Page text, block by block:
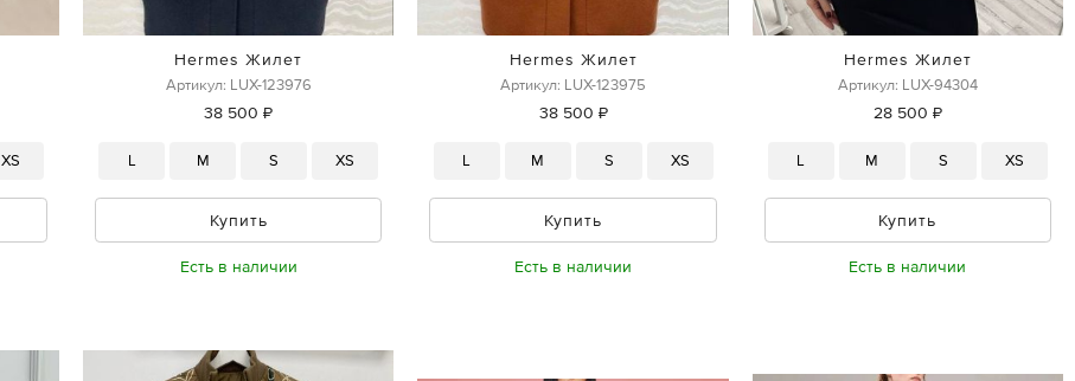
XS
Hermes Жилет
Артикул: LUX-123976
38 500 ₽
L M S XS
Купить
Есть в наличии
Hermes Жилет
Артикул: LUX-123975
38 500 ₽
L M S XS
Купить
Есть в наличии
Hermes Жилет
Артикул: LUX-94304
28 500 ₽
L M S XS
Купить
Есть в наличии